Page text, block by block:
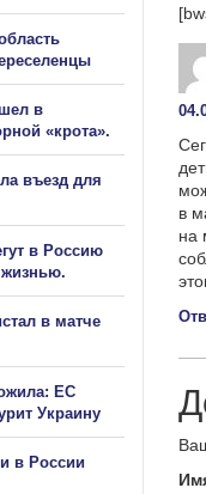
в
на
в
«крота».
въезд для
в Россию
жизнью.
в матче
ЕС
Украину
в России